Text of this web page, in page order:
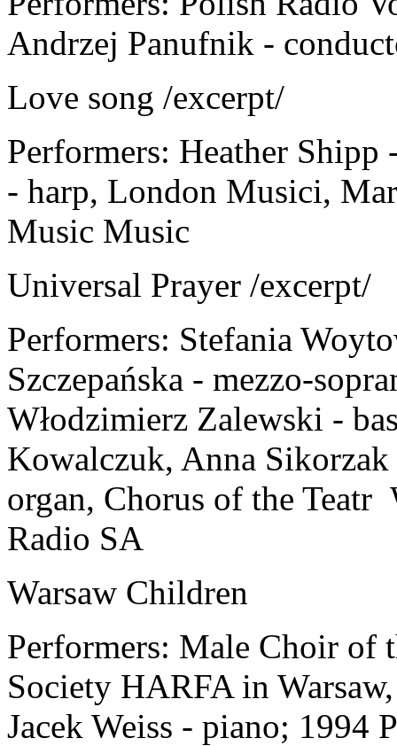
Andrzej Panufnik -
Love song /excerpt/
Performers: Heather Shipp
- harp, London Musici,
Music Music
Universal Prayer /excerpt/
Performers: Stefania
Szczepańska - mezzo-
Włodzimierz Zalewski -
Kowalczuk, Anna
organ, Chorus of the
Radio SA
Warsaw Children
Performers: Male Choir of
Society HARFA in
Jacek Weiss - piano; 1994